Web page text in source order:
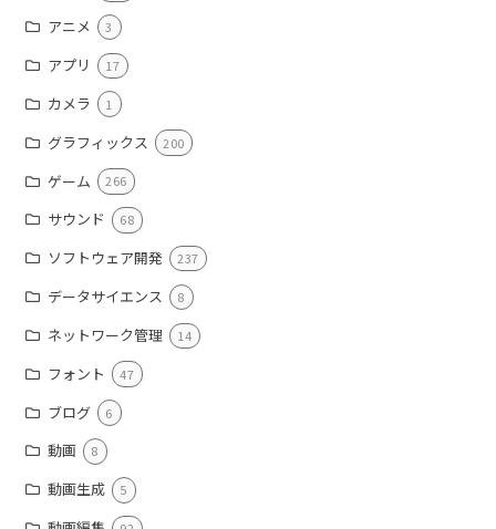
アニメ 3
アプリ 17
カメラ 1
グラフィックス 200
ゲーム 266
サウンド 68
ソフトウェア開発 237
データサイエンス 8
ネットワーク管理 14
フォント 47
ブログ 6
動画 8
動画生成 5